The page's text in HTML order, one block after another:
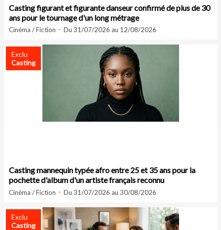
Casting figurant et figurante danseur confirmé de plus de 30
ans pour le tournage d'un long métrage
Cinéma / Fiction Du 31/07/2026 au 12/08/2026
Exclu
Casting
Casting mannequin typée afro entre 25 et 35 ans pour la
pochette d'album d'un artiste français reconnu
Cinéma / Fiction Du 31/07/2026 au 30/08/2026
Exclu
Casting